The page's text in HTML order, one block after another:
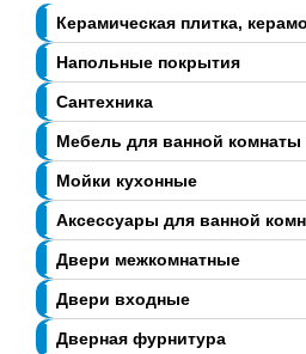
Керамическая плитка,
Напольные покрытия
Сантехника
Мебель для ванной комнаты
Мойки кухонные
Аксессуары для ванной
Двери межкомнатные
Двери входные
Дверная фурнитура